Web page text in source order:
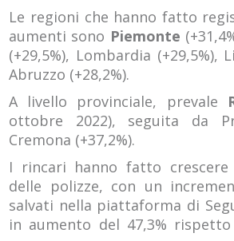
Le regioni che hanno fatto
aumenti sono Piemonte
(+29,5%), Lombardia (+29,5%),
Abruzzo (+28,2%).
A livello provinciale, prevale
ottobre 2022), seguita da
Cremona (+37,2%).
I rincari hanno fatto crescere
delle polizze, con un
salvati nella piattaforma di
in aumento del 47,3%